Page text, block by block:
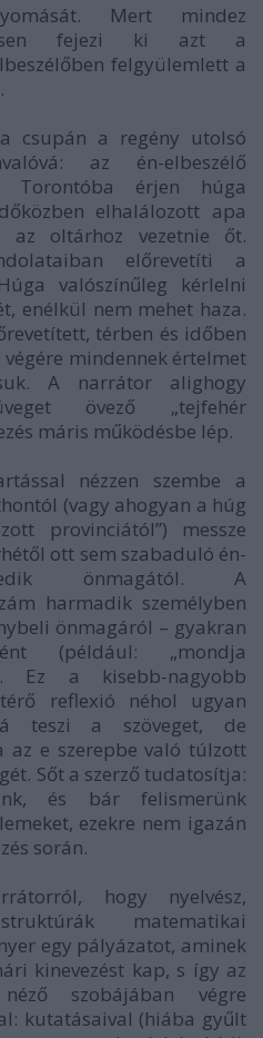
Mert mindez
fejezi ki azt a
felgyülemlett a
csupán a regény utolsó
az én-elbeszélő
Torontóba érjen húga
elhalálozott apa
oltárhoz vezetnie őt.
előrevetíti a
valószínűleg kérlelni
enélkül nem mehet haza.
térben és időben
mindennek értelmet
A narrátor alighogy
övező „tejfehér
máris működésbe lép.
nézzen szembe a
(vagy ahogyan a húg
provinciától”) messze
ott sem szabaduló én-
önmagától. A
harmadik személyben
önmagáról – gyakran
(például: „mondja
Ez a kisebb-nagyobb
reflexió néhol ugyan
teszi a szöveget, de
az e szerepbe való túlzott
Sőt a szerző tudatosítja:
és bár felismerünk
ezekre nem igazán
során.
hogy nyelvész,
matematikai
egy pályázatot, aminek
kinevezést kap, s így az
szobájában végre
kutatásaival (hiába gyűlt